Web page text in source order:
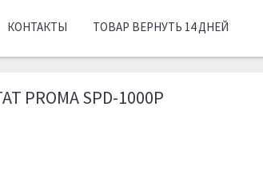
КОНТАКТЫ ТОВАР ВЕРНУТЬ 14 ДНЕЙ
PROMA SPD-1000P